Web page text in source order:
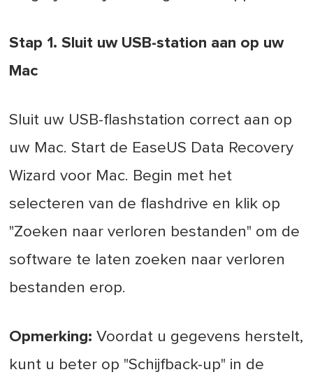
Stap 1. Sluit uw USB-station aan op uw
Mac
Sluit uw USB-flashstation correct aan op
uw Mac. Start de EaseUS Data Recovery
Wizard voor Mac. Begin met het
selecteren van de flashdrive en klik op
"Zoeken naar verloren bestanden" om de
software te laten zoeken naar verloren
bestanden erop.
Opmerking: Voordat u gegevens herstelt,
kunt u beter op "Schijfback-up" in de